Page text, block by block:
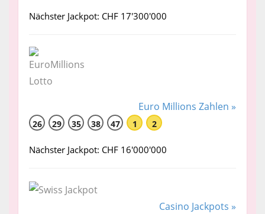
Nächster Jackpot: CHF 17'300'000
Euro Millions Zahlen »
26 29 35 38 47 1 2
Nächster Jackpot: CHF 16'000'000
Casino Jackpots »